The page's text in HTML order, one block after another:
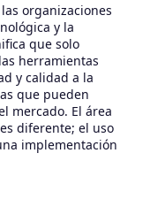
organizaciones
y la
que solo
herramientas
y calidad a la
que pueden
mercado. El área
diferente; el uso
implementación